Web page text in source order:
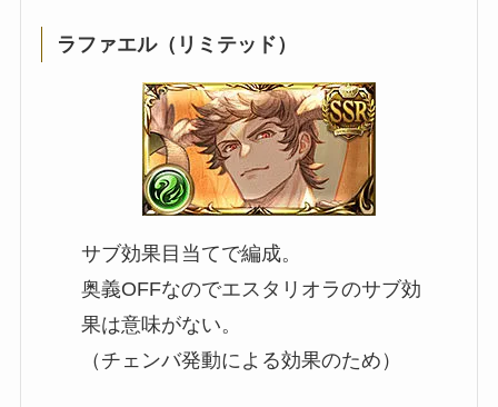
ラファエル（リミテッド）
サブ効果目当てで編成。
奥義OFFなのでエスタリオラのサブ効
果は意味がない。
（チェンバ発動による効果のため）